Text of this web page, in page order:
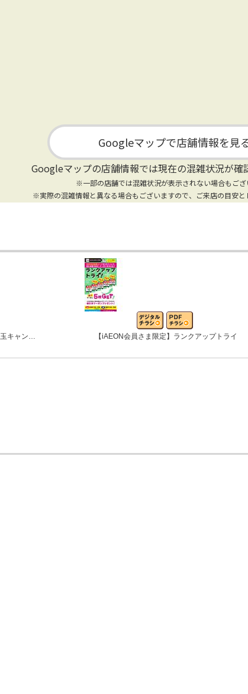
Googleマップで店舗情報を見
Googleマップの店舗情報では現在の混雑状況が確
※一部の店舗では混雑状況が表示されない場合もござ
※実際の混雑情報と異なる場合もございますので、ご来店の目安
キャン… 【iAEON会員さま限定】ランクアップトライ